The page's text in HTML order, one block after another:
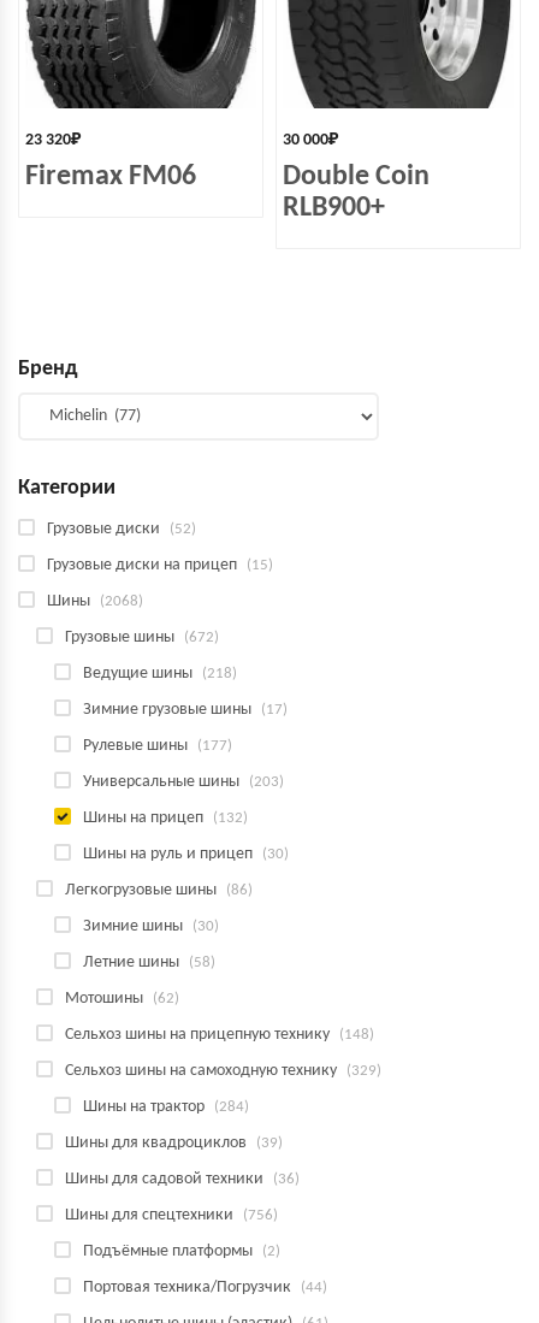
23 320₽
Firemax FM06
30 000₽
Double Coin
RLB900+
Бренд
Категории
Грузовые диски (52)
Грузовые диски на прицеп (15)
Шины (2068)
Грузовые шины (672)
Ведущие шины (218)
Зимние грузовые шины (17)
Рулевые шины (177)
Универсальные шины (203)
Шины на прицеп (132)
Шины на руль и прицеп (30)
Легкогрузовые шины (86)
Зимние шины (30)
Летние шины (58)
Мотошины (62)
Сельхоз шины на прицепную технику (148)
Сельхоз шины на самоходную технику (329)
Шины на трактор (284)
Шины для квадроциклов (39)
Шины для садовой техники (36)
Шины для спецтехники (756)
Подъёмные платформы (2)
Портовая техника/Погрузчик (44)